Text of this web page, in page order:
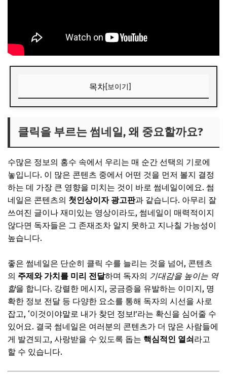
목차[보이기]
📌 지금 뜨는 꿀정보! 놓치지 마세요
추가할인 코드 WRVE6
시선 강탈! 썸네일 사진 선택의 기본 원칙 (비법 1-3)
1. 명확하고 직관적인 이미지 선택
2. 고해상도와 선명함은 필수
3. 주제와 내용에 부합하는 일관성
📌 지금 뜨는 꿀정보! 놓치지 마세요
감성과 스토리를 담아내는 썸네일 (비법 4-6)
5. 호기심을 자극하는 스토리텔링 요소
6. 인물 사진 활용 시 표정과 시선 처리
📌 지금 뜨는 꿀정보! 놓치지 마세요
추가할인 코드 WRVE6
클릭을 부르는 썸네일, 왜 중요할까요?
수많은 정보의 홍수 속에서 우리는 매 순간 선택의 기로에
놓입니다. 이 많은 콘텐츠 중에서 어떤 것을 먼저 볼지 결정
하는 데 가장 큰 영향을 미치는 것이 바로 썸네일이에요. 썸
네일은 콘텐츠의 첫인상이자 광고판과 같습니다. 아무리 잘
쓰여진 글이나 재미있는 영상이라도, 썸네일이 매력적이지
않다면 독자들은 그 존재조차 알지 못하고 지나칠 가능성이
높습니다.
좋은 썸네일은 단순히 클릭 수를 늘리는 것을 넘어, 콘텐츠
의 주제와 가치를 미리 전달하며 독자의 기대감을 높이는 역
할을 합니다. 강렬한 메시지, 궁금증을 유발하는 이미지, 명
확한 정보 전달 등 다양한 요소를 통해 독자의 시선을 사로
잡고, ‘이것이야말로 내가 찾던 정보!’라는 확신을 심어줄 수
있어요. 결국 썸네일은 여러분의 콘텐츠가 더 많은 사람들에
게 발견되고, 사랑받을 수 있도록 돕는 핵심적인 열쇠라고
할 수 있습니다.